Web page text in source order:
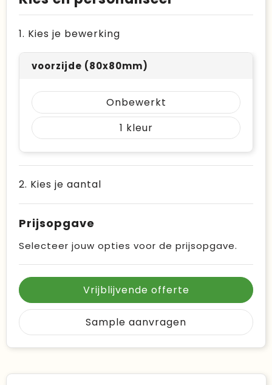
1. Kies je bewerking
voorzijde (80x80mm)
Onbewerkt
1
2. Kies je aantal
Prijsopgave
Selecteer jouw opties voor de prijsopgave.
Vrijblijvende offerte
Sample aanvragen